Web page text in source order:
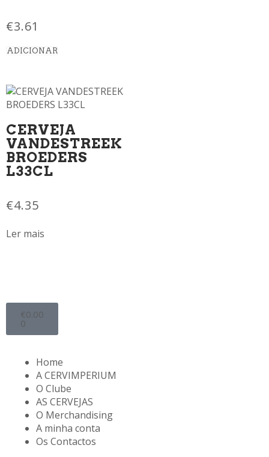
€3.61
ADICIONAR
CERVEJA
VANDESTREEK
BROEDERS
L33CL
€4.35
Ler mais
€0.00
0
Home
A CERVIMPERIUM
O Clube
AS CERVEJAS
O Merchandising
A minha conta
Os Contactos